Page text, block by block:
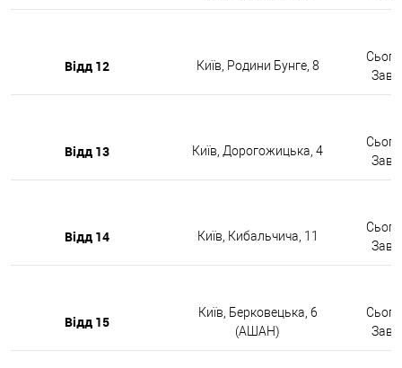
Відд 12 Київ, Родини Бунге, 8
Відд 13 Київ, Дорогожицька, 4
Відд 14 Київ, Кибальчича, 11
Відд 15
Київ, Берковецька, 6
(АШАН)